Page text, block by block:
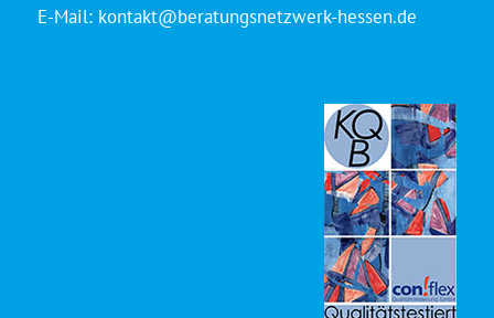
E-Mail: kontakt@beratungsnetzwerk-hessen.de